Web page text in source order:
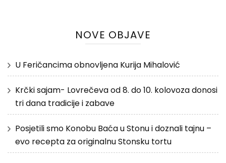
NOVE OBJAVE
U Feričancima obnovljena Kurija Mihalović
Krčki sajam- Lovrečeva od 8. do 10. kolovoza donosi
tri dana tradicije i zabave
Posjetili smo Konobu Baća u Stonu i doznali tajnu –
evo recepta za originalnu Stonsku tortu